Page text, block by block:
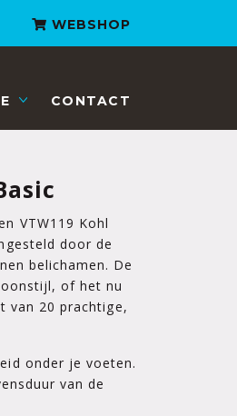
WEBSHOP
CONTACT
VTW119 Kohl
door de
belichamen. De
of het nu
van 20 prachtige,
onder je voeten.
van de